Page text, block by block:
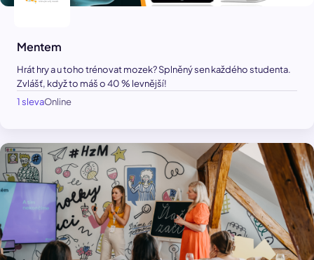
Mentem
Hrát hry a u toho trénovat mozek? Splněný sen každého studenta.
Zvlášť, když to máš o 40 % levnější!
1 slevaOnline